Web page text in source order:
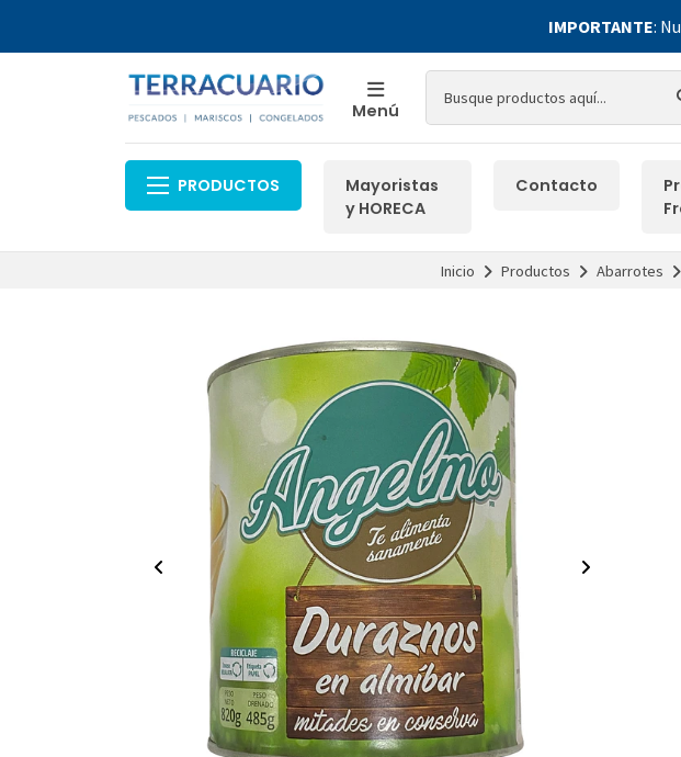
IMPORTANTE:
Menú
PRODUCTOS
Mayoristas
y HORECA
Contacto
Inicio Productos Abarrotes